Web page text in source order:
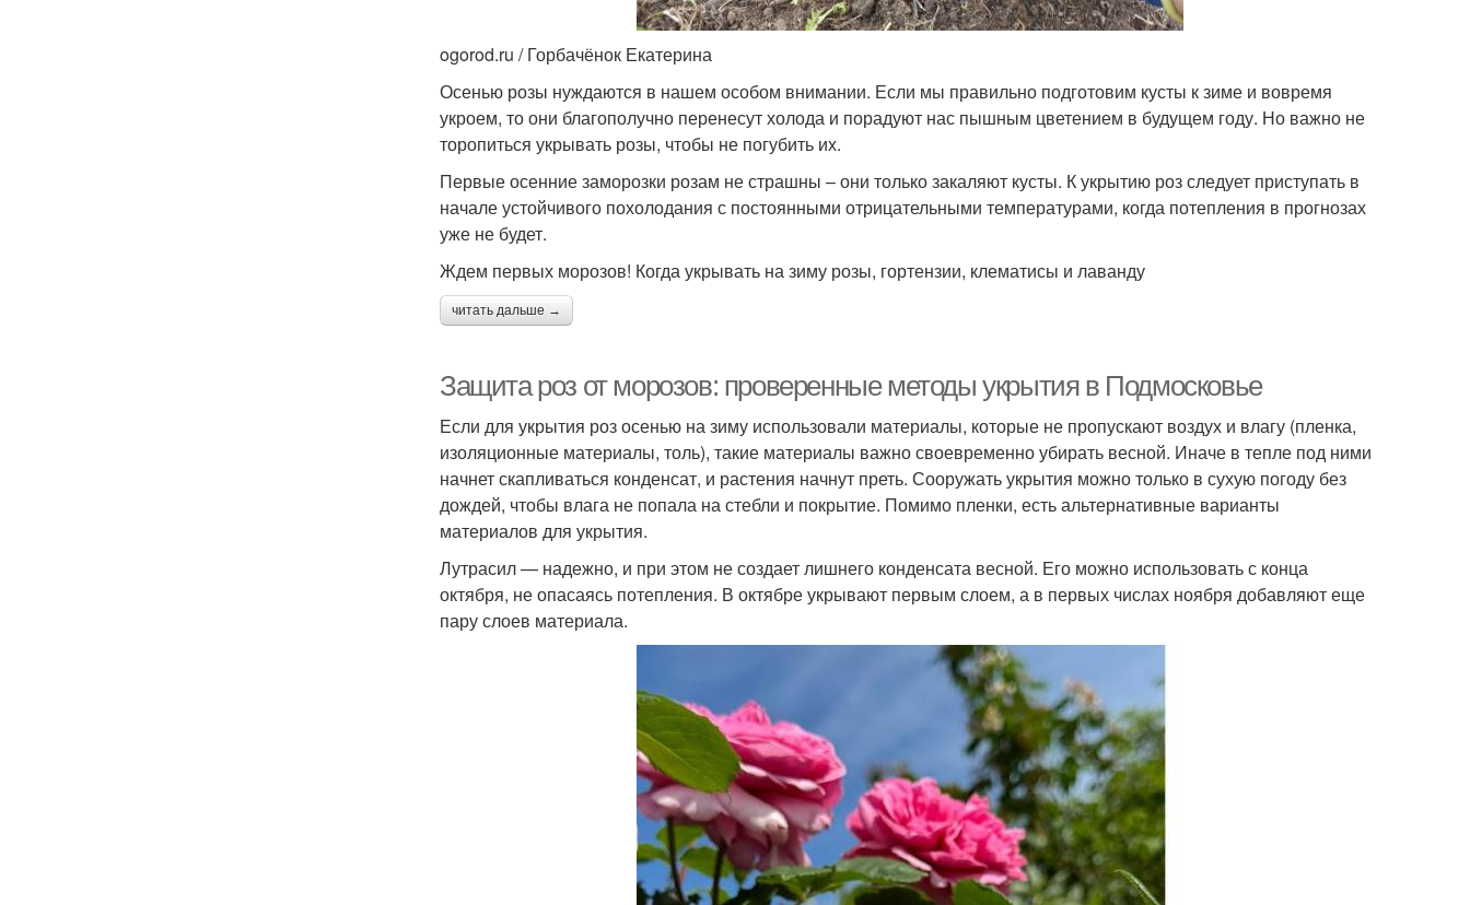
ogorod.ru / Горбачёнок Екатерина
Осенью розы нуждаются в нашем особом внимании. Если мы правильно подготовим кусты к зиме и вовремя
укроем, то они благополучно перенесут холода и порадуют нас пышным цветением в будущем году. Но важно не
торопиться укрывать розы, чтобы не погубить их.
Первые осенние заморозки розам не страшны – они только закаляют кусты. К укрытию роз следует приступать в
начале устойчивого похолодания с постоянными отрицательными температурами, когда потепления в прогнозах
уже не будет.
Ждем первых морозов! Когда укрывать на зиму розы, гортензии, клематисы и лаванду
читать дальше →
Защита роз от морозов: проверенные методы укрытия в Подмосковье
Если для укрытия роз осенью на зиму использовали материалы, которые не пропускают воздух и влагу (пленка,
изоляционные материалы, толь), такие материалы важно своевременно убирать весной. Иначе в тепле под ними
начнет скапливаться конденсат, и растения начнут преть. Сооружать укрытия можно только в сухую погоду без
дождей, чтобы влага не попала на стебли и покрытие. Помимо пленки, есть альтернативные варианты
материалов для укрытия.
Лутрасил — надежно, и при этом не создает лишнего конденсата весной. Его можно использовать с конца
октября, не опасаясь потепления. В октябре укрывают первым слоем, а в первых числах ноября добавляют еще
пару слоев материала.